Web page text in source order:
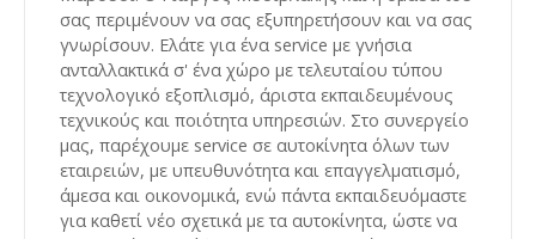
σας περιμένουν να σας εξυπηρετήσουν και να σας
γνωρίσουν. Ελάτε για ένα service με γνήσια
ανταλλακτικά σ' ένα χώρο με τελευταίου τύπου
τεχνολογικό εξοπλισμό, άριστα εκπαιδευμένους
τεχνικούς και ποιότητα υπηρεσιών. Στο συνεργείο
μας, παρέχουμε service σε αυτοκίνητα όλων των
εταιρειών, με υπευθυνότητα και επαγγελματισμό,
άμεσα και οικονομικά, ενώ πάντα εκπαιδευόμαστε
για καθετί νέο σχετικά με τα αυτοκίνητα, ώστε να